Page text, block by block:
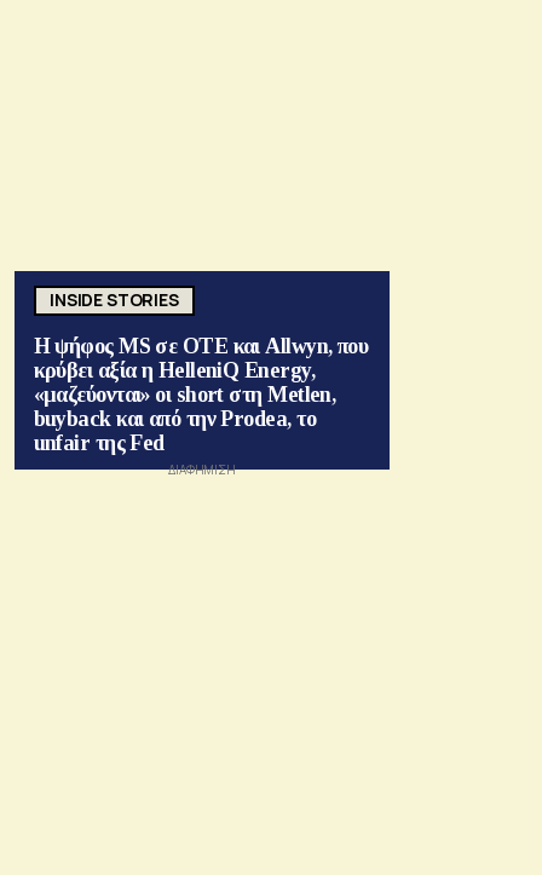
INSIDE STORIES
Η ψήφος MS σε ΟΤΕ και Allwyn, που
κρύβει αξία η HelleniQ Energy,
«μαζεύονται» οι short στη Metlen,
buyback και από την Prodea, το
unfair της Fed